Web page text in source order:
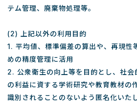
テム管理、廃棄物処理等。
(2) 上記以外の利用目的
1. 平均値、標準偏差の算出や、再現性
めの精度管理に活用
2. 公衆衛生の向上等を目的とし、社会
の利益に資する学術研究や教育教材の
識別されることのないよう匿名化いた